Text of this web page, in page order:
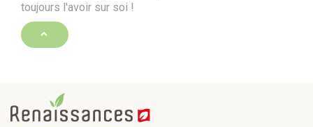
toujours l'avoir sur soi !